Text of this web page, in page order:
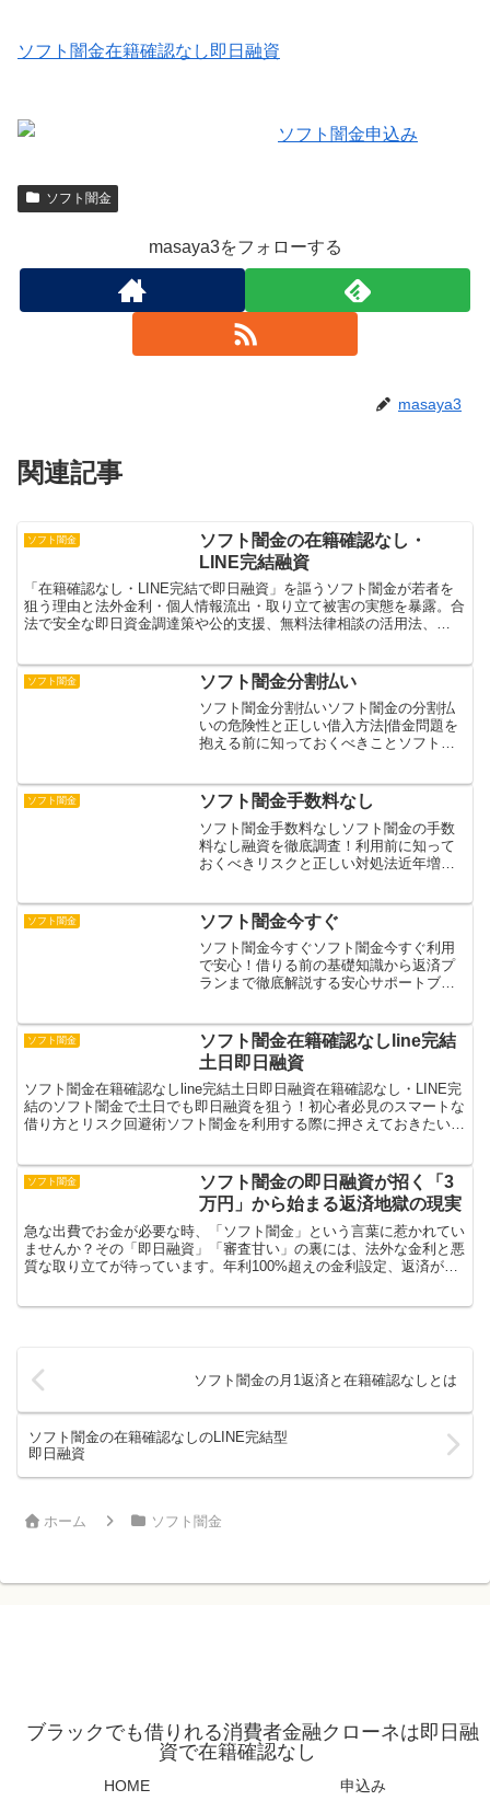
ソフト闇金在籍確認なし即日融資
ソフト闇金
masaya3をフォローする
masaya3
関連記事
ソフト闇金
ソフト闇金の在籍確認なし・
LINE完結融資
「在籍確認なし・LINE完結で即日融資」を謳うソフト闇金が若者を
狙う理由と法外金利・個人情報流出・取り立て被害の実態を暴露。合
法で安全な即日資金調達策や公的支援、無料法律相談の活用法、
ソフト闇金 ソフト闇金分割払い
ソフト闇金分割払いソフト闇金の分割払
いの危険性と正しい借入方法|借金問題を
抱える前に知っておくべきことソフト闇
すが、高金利と強引な取立てにより、返
済額が雪だるま式に増加...
ソフト闇金 ソフト闇金手数料なし
ソフト闇金手数料なしソフト闇金の手数
料なし融資を徹底調査！利用前に知って
おくべきリスクと正しい対処法近年増加
い手数料が発生し、返済額が予想以上に
膨らむケースが多発してい...
ソフト闇金 ソフト闇金今すぐ
ソフト闇金今すぐソフト闇金今すぐ利用
で安心！借りる前の基礎知識から返済プ
ランまで徹底解説する安心サポートブロ
点をまとめながら、なぜ最適な選択にな
るのかを具体的に解説しま...
ソフト闇金
ソフト闇金在籍確認なしline完結
土日即日融資
ソフト闇金在籍確認なしline完結土日即日融資在籍確認なし・LINE完
結のソフト闇金で土日でも即日融資を狙う！初心者必見のスマートな
借り方とリスク回避術ソフト闇金を利用する際に押さえておきたい基
ソフト闇金
ソフト闇金の即日融資が招く「3
万円」から始まる返済地獄の現実
急な出費でお金が必要な時、「ソフト闇金」という言葉に惹かれてい
ませんか？その「即日融資」「審査甘い」の裏には、法外な金利と悪
質な取り立てが待っています。年利100%超えの金利設定、返済が滞
ソフト闇金の月1返済と在籍確認なしとは
ソフト闇金の在籍確認なしのLINE完結型
即日融資
ホーム ソフト闇金
ブラックでも借りれる消費者金融クローネは即日融
資で在籍確認なし
HOME 申込み